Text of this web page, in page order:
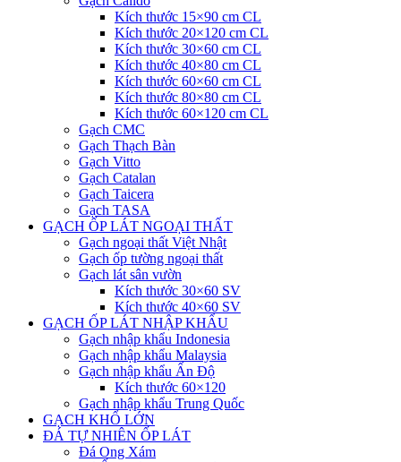
Kích thước 15×90 cm CL
Kích thước 20×120 cm CL
Kích thước 30×60 cm CL
Kích thước 40×80 cm CL
Kích thước 60×60 cm CL
Kích thước 80×80 cm CL
Kích thước 60×120 cm CL
Gạch CMC
Gạch Thạch Bàn
Gạch Vitto
Gạch Catalan
Gạch Taicera
Gạch TASA
GẠCH ỐP LÁT NGOẠI THẤT
Gạch ngoại thất Việt Nhật
Gạch ốp tường ngoại thất
Gạch lát sân vườn
Kích thước 30×60 SV
Kích thước 40×60 SV
GẠCH ỐP LÁT NHẬP KHẨU
Gạch nhập khẩu Indonesia
Gạch nhập khẩu Malaysia
Gạch nhập khẩu Ấn Độ
Kích thước 60×120
Gạch nhập khẩu Trung Quốc
GẠCH KHỔ LỚN
ĐÁ TỰ NHIÊN ỐP LÁT
Đá Ong Xám